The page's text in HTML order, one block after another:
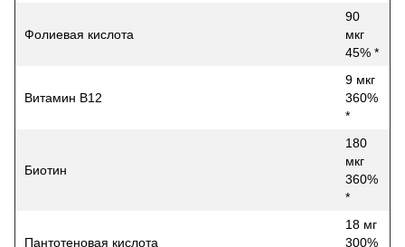
Фолиевая кислота
90
мкг
45% *
Витамин B12
9 мкг
360%
*
Биотин
180
мкг
360%
*
Пантотеновая кислота
18 мг
300%